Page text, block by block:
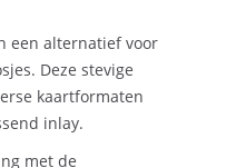
een alternatief voor
Deze stevige
kaartformaten
inlay.
met de